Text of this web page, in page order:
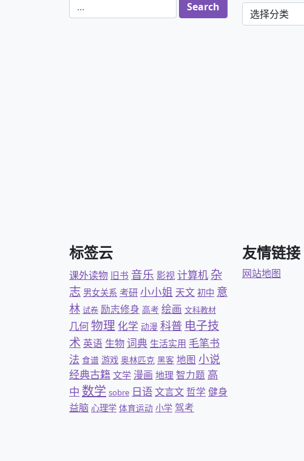
分类
标签云
课外读物 旧书 音乐 影视 计算机 杂
志 男女关系 考研 小小姐 天文 初中 意
林 试卷 励志修身 高考 绘画 文科教材
几何物理 化学 动漫 科普 电子技
术 英语 生物词典 生活实用 毛笔书
法 食谱 游戏 奥林匹克 黑客 地图 小说
经典古籍 文学 漫画 地理 智力题 高
中 数学 sobre 日语文言文 哲学 健身
益脑 心理学 体育运动 小学 驾考
友情链接
网站地图